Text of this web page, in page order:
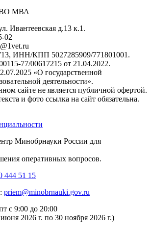
ВО МВА
Ивантеевская д.13 к.1.
02
ИНН/КПП 5027285909/771801001.
77/00617215 от 21.04.2022.
«О государственной
деятельности».
сайте не является публичной офертой.
и фото ссылка на сайт обязательна.
Минобрнауки России для
оперативных вопросов.
444 51 15
priem@minobrnauki.gov.ru
с 9:00 до 20:00
2026 г. по 30 ноября 2026 г.)